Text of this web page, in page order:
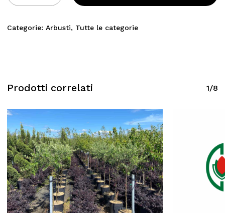
Categorie: Arbusti, Tutte le categorie
Prodotti correlati 1/8